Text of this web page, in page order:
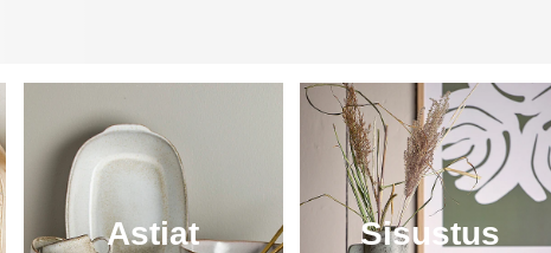
Astiat Sisustus